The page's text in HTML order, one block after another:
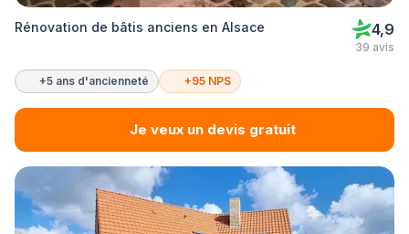
Rénovation de bâtis anciens en Alsace 4,9
39 avis
+5 ans d'ancienneté +95 NPS
Je veux un devis gratuit